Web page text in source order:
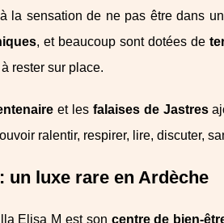
la sensation de ne pas être dans
, et beaucoup sont dotées de
rester sur place.
et les falaises de Jastres
ralentir, respirer, lire, discuter,
un luxe rare en Ardèche
Elisa M est son centre de bien-